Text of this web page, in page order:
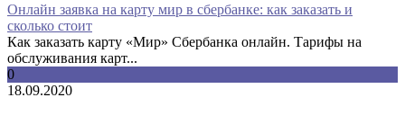
Онлайн заявка на карту мир в сбербанке: как заказать и
сколько стоит
Как заказать карту «Мир» Сбербанка онлайн. Тарифы на
обслуживания карт...
0
18.09.2020